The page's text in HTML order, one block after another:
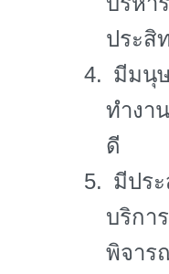
ประสิ
4. มีมนุ
ทำงา
ดี
5. มีปร
บริกา
พิจาร